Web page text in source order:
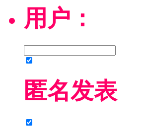
用户：
匿名发表